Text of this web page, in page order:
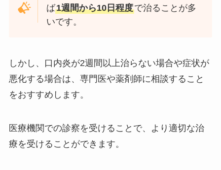
ば1週間から10日程度で治ることが多
いです。
しかし、口内炎が2週間以上治らない場合や症状が
悪化する場合は、専門医や薬剤師に相談すること
をおすすめします。
医療機関での診察を受けることで、より適切な治
療を受けることができます。